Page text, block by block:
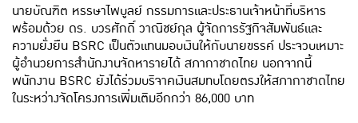
นายบัณฑิต หรรษาไพบูลย์ กรรมการและประธานเจ้าหน้าที่บริหาร
พร้อมด้วย ดร. บวรศักดิ์ วาณิชย์กุล ผู้จัดการรัฐกิจสัมพันธ์และ
ความยั่งยืน BSRC เป็นตัวแทนมอบเงินให้กับนายขรรค์ ประจวบเหมาะ
ผู้อำนวยการสำนักงานจัดหารายได้ สภากาชาดไทย นอกจากนี้
พนักงาน BSRC ยังได้ร่วมบริจาคเงินสมทบโดยตรงให้สภากาชาดไทย
ในระหว่างจัดโครงการเพิ่มเติมอีกกว่า 86,000 บาท